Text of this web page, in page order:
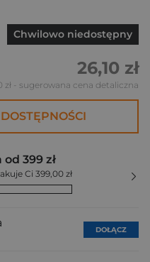
Chwilowo niedostępny
26,10 zł
zł - sugerowana cena detaliczna
399 zł
Ci 399,00 zł
DOŁĄCZ